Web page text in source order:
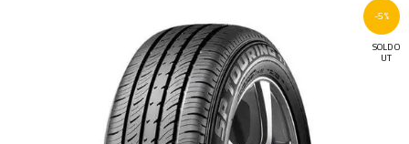
-5%
SOLD O
UT